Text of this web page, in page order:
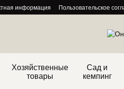
информация Пользовательское
Хозяйственные
товары
Сад и
кемпинг